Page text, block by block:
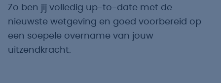
Zo ben jij volledig up-to-date met de
nieuwste wetgeving en goed voorbereid op
een soepele overname van jouw
uitzendkracht.